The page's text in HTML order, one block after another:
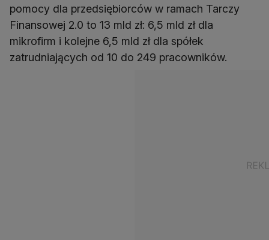
pomocy dla przedsiębiorców w ramach Tarczy
Finansowej 2.0 to 13 mld zł: 6,5 mld zł dla
mikrofirm i kolejne 6,5 mld zł dla spółek
zatrudniających od 10 do 249 pracowników.